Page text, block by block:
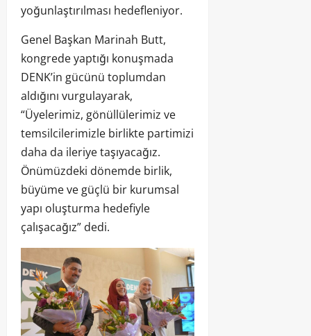
yoğunlaştırılması hedefleniyor.
Genel Başkan Marinah Butt,
kongrede yaptığı konuşmada
DENK’in gücünü toplumdan
aldığını vurgulayarak,
“Üyelerimiz, gönüllülerimiz ve
temsilcilerimizle birlikte partimizi
daha da ileriye taşıyacağız.
Önümüzdeki dönemde birlik,
büyüme ve güçlü bir kurumsal
yapı oluşturma hedefiyle
çalışacağız” dedi.